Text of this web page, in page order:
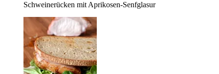
Schweinerücken mit Aprikosen-Senfglasur